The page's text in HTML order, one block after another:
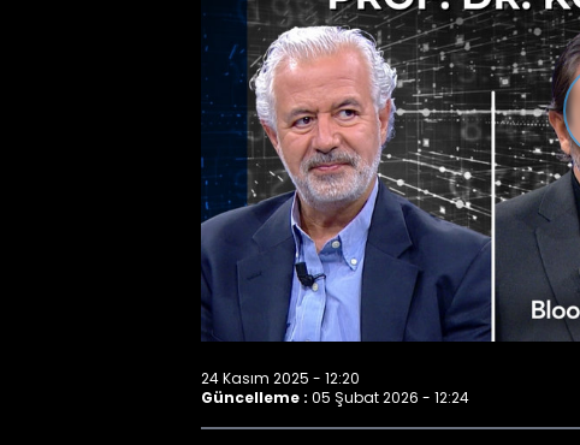
24 Kasım 2025 - 12:20
Güncelleme : 05 Şubat 2026 - 12:24